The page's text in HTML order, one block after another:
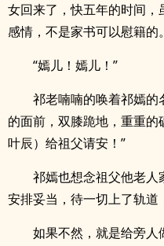
女回来了，快五年的时间
感情，不是家书可以慰籍的。
“嫣儿！嫣儿！”
祁老喃喃的唤着祁嫣
的面前，双膝跪地，重重的
叶辰）给祖父请安！”
祁嫣也想念祖父他老
安排妥当，待一切上了轨道
如果不然，就是给旁人